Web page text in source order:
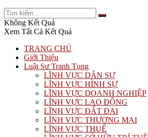
Không Kết Quả
Xem Tất Cả Kết Quả
TRANG CHỦ
Giới Thiệu
Luật Sư Tranh Tụng
LĨNH VỰC DÂN SỰ
LĨNH VỰC HÌNH SỰ
LĨNH VỰC DOANH NGHIỆP
LĨNH VỰC LAO ĐỘNG
LĨNH VỰC ĐẤT ĐAI
LĨNH VỰC THƯƠNG MẠI
LĨNH VỰC THUẾ